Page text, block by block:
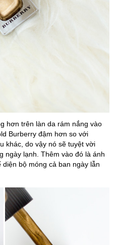
hơn trên làn da rám nắng vào
Burberry đậm hơn so với
khác, do vậy nó sẽ tuyệt vời
ngày lạnh. Thêm vào đó là ánh
bộ móng cả ban ngày lẫn